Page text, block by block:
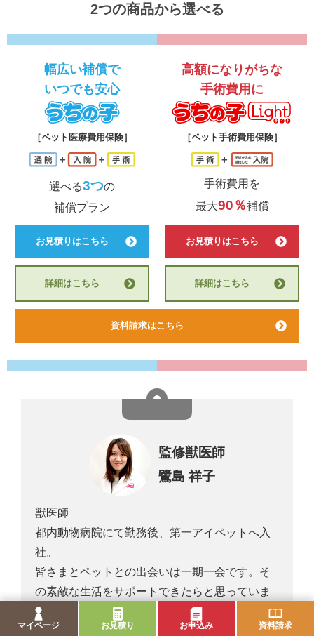
マイページ お見積り お申込み 資料請求
2つの商品から選べる
幅広い補償で
いつでも安心
うちの子
［ペット医療費用保険］
選べる3つの
補償プラン
お見積りはこちら
高額になりがちな
手術費用に
［ペット手術費用保険］
手術費用を
最大90％補償
お見積りはこちら
詳細はこちら 詳細はこちら
資料請求はこちら
監修獣医師
鷺島 祥子
獣医師
都内動物病院にて勤務後、第一アイペットへ入
社。
皆さまとペットとの出会いは一期一会です。そ
の素敵な生活をサポートできたらと思っていま
す。